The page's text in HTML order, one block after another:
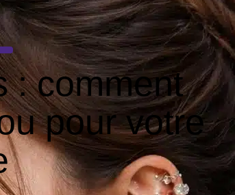
: comment
pour votre